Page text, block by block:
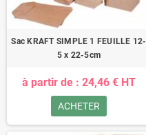
Sac KRAFT SIMPLE 1 FEUILLE 12-
5 x 22-5cm
à partir de : 24,46 € HT
ACHETER